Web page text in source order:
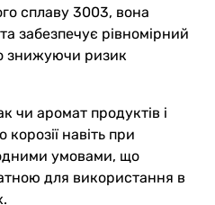
сплаву 3003, вона
забезпечує рівномірний
знижуючи ризик
чи аромат продуктів і
навіть при
умовами, що
для використання в